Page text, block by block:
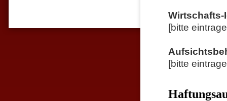
[bitte
[bitte